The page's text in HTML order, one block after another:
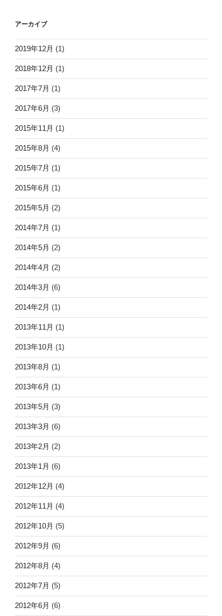
アーカイブ
2019年12月 (1)
2018年12月 (1)
2017年7月 (1)
2017年6月 (3)
2015年11月 (1)
2015年8月 (4)
2015年7月 (1)
2015年6月 (1)
2015年5月 (2)
2014年7月 (1)
2014年5月 (2)
2014年4月 (2)
2014年3月 (6)
2014年2月 (1)
2013年11月 (1)
2013年10月 (1)
2013年8月 (1)
2013年6月 (1)
2013年5月 (3)
2013年3月 (6)
2013年2月 (2)
2013年1月 (6)
2012年12月 (4)
2012年11月 (4)
2012年10月 (5)
2012年9月 (6)
2012年8月 (4)
2012年7月 (5)
2012年6月 (6)